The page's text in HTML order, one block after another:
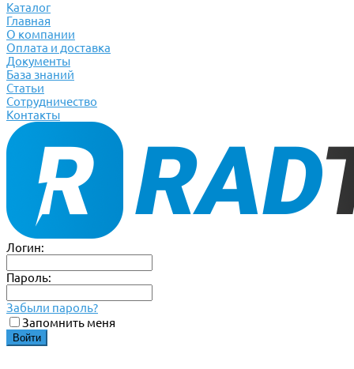
Каталог
Главная
О компании
Оплата и доставка
Документы
База знаний
Статьи
Сотрудничество
Контакты
Логин:
Пароль:
Забыли пароль?
Запомнить меня